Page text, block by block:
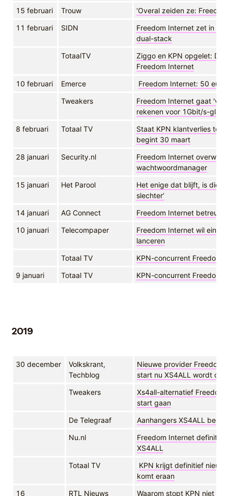
15 februari Trouw
‘Overal zeiden ze:
11 februari
SIDN
Freedom Internet zet in
dual-stack
TotaalTV
Ziggo en KPN opgelet: Dit
Freedom Internet
10 februari
Emerce
Freedom Internet: 50
Tweakers
Freedom Internet gaat
rekenen voor 1Gbit/s-
8 februari
Totaal TV
Staat KPN klantverlies te
begint 30 maart
28 januari
Security.nl
Freedom Internet
wachtwoordmanager
15 januari
Het Parool
Het enige dat blijft, is die
slechter’
14 januari
AG Connect
Freedom Internet betreurt
10 januari
Telecompaper
Freedom Internet wil eind
lanceren
Totaal TV
KPN-concurrent Freedom
9 januari
Totaal TV KPN-concurrent Freedom
2019
30 december
Volkskrant,
Techblog
Nieuwe provider
start nu XS4ALL wordt
Tweakers
Xs4all-alternatief
start gaan
De Telegraaf
Aanhangers XS4ALL
Nu.nl
Freedom Internet
XS4ALL
Totaal TV
KPN krijgt definitief
komt eraan
16
RTL Nieuws Waarom stopt KPN niet